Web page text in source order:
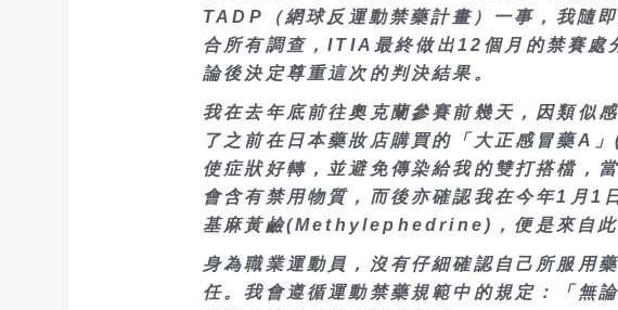
TADP（網球反運動禁藥計畫）一事，我隨
合所有調查，ITIA最終做出12個月的禁賽處
論後決定尊重這次的判決結果。
我在去年底前往奧克蘭參賽前幾天，因類似
了之前在日本藥妝店購買的「大正感冒藥
使症狀好轉，並避免傳染給我的雙打搭檔，
會含有禁用物質，而後亦確認我在今年1月1
基麻黃鹼(Methylephedrine)，便是來自此
身為職業運動員，沒有仔細確認自己所服用
任。我會遵循運動禁藥規範中的規定：「無